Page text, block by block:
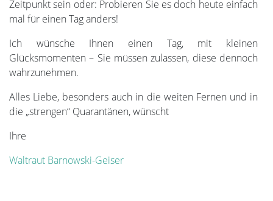
Zeitpunkt sein oder: Probieren Sie es doch heute einfach
mal für einen Tag anders!
Ich wünsche Ihnen einen Tag, mit kleinen
Glücksmomenten – Sie müssen zulassen, diese dennoch
wahrzunehmen.
Alles Liebe, besonders auch in die weiten Fernen und in
die „strengen“ Quarantänen, wünscht
Ihre
Waltraut Barnowski-Geiser